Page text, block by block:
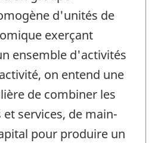
d'unités de
exerçant
ensemble d'activités
on entend une
de combiner les
services, de main-
pour produire un